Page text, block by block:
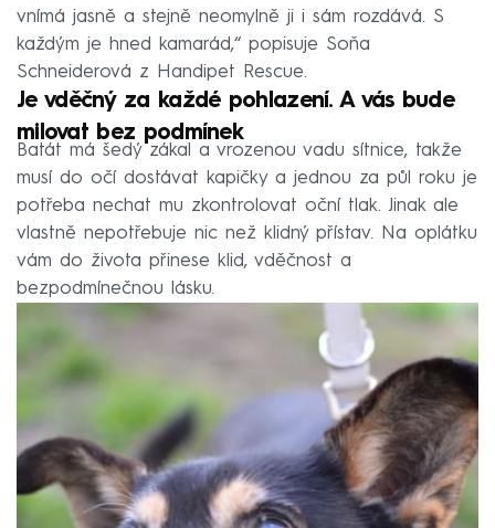
vnímá jasně a stejně neomylně ji i sám rozdává. S
každým je hned kamarád,“ popisuje Soňa
Schneiderová z Handipet Rescue.
Je vděčný za každé pohlazení. A vás bude
milovat bez podmínek
Batát má šedý zákal a vrozenou vadu sítnice, takže
musí do očí dostávat kapičky a jednou za půl roku je
potřeba nechat mu zkontrolovat oční tlak. Jinak ale
vlastně nepotřebuje nic než klidný přístav. Na oplátku
vám do života přinese klid, vděčnost a
bezpodmínečnou lásku.